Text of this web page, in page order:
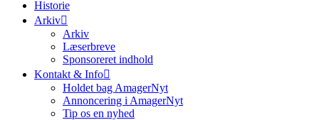
Historie
Arkiv
Arkiv
Læserbreve
Sponsoreret indhold
Kontakt & Info
Holdet bag AmagerNyt
Annoncering i AmagerNyt
Tip os en nyhed